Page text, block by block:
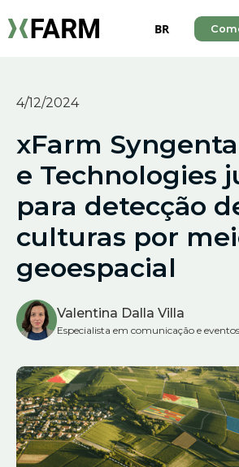
BR
4/12/2024
xFarm
e Technologies
para detecção
culturas por
geoespacial
Valentina Dalla Villa
Especialista em comunicação e eventos